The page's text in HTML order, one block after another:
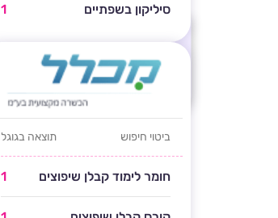
סיליקון בשפתיים 1
אלו מיקומים נבחרים בלבד, אתר זה מופיע
בעמוד ראשון בגוגל במעל
מילות מפתח
ביטוי חיפוש תוצאה בגוגל
חומר לימוד קבלן שיפוצים 1